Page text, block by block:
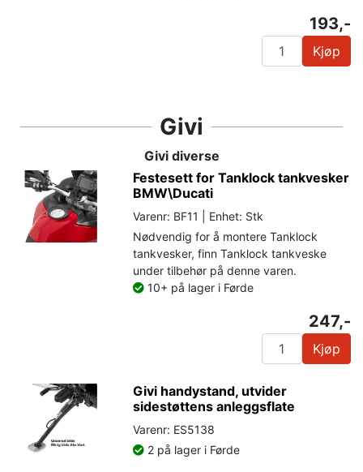
193,-
Kjøp
Givi
Givi diverse
Festesett for Tanklock tankvesker
BMW\Ducati
Varenr: BF11 | Enhet: Stk
Nødvendig for å montere Tanklock
tankvesker, finn Tanklock tankveske
under tilbehør på denne varen.
10+ på lager i Førde
247,-
Kjøp
Givi handystand, utvider
sidestøttens anleggsflate
Varenr: ES5138
2 på lager i Førde